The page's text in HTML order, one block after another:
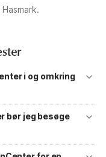
i og omkring
et mindre antal
til at dække hele
af sommerhuse.
bør jeg besøge
naturoplevelser i
du i køreafstand til Fyns